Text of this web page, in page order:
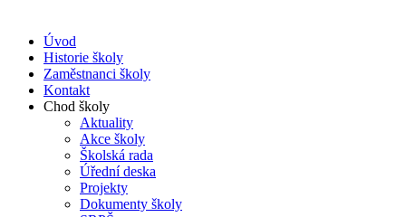
Úvod
Historie školy
Zaměstnanci školy
Kontakt
Chod školy
Aktuality
Akce školy
Školská rada
Úřední deska
Projekty
Dokumenty školy